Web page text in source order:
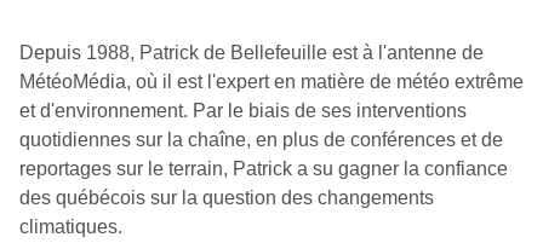
Depuis 1988, Patrick de Bellefeuille est à l'antenne de
MétéoMédia, où il est l'expert en matière de météo extrême
et d'environnement. Par le biais de ses interventions
quotidiennes sur la chaîne, en plus de conférences et de
reportages sur le terrain, Patrick a su gagner la confiance
des québécois sur la question des changements
climatiques.